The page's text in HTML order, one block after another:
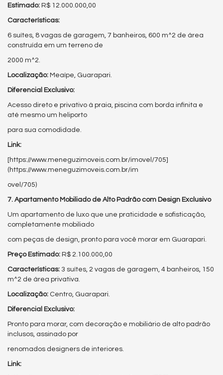
Estimado: R$ 12.000.000,00
Características:
6 suítes, 8 vagas de garagem, 7 banheiros, 600 m^2 de área
construída em um terreno de
2000 m^2.
Localização: Meaípe, Guarapari.
Diferencial Exclusivo:
Acesso direto e privativo à praia, piscina com borda infinita e
até mesmo um heliporto
para sua comodidade.
Link:
[https://www.meneguzimoveis.com.br/imovel/705]
(https://www.meneguzimoveis.com.br/im
ovel/705)
7. Apartamento Mobiliado de Alto Padrão com Design Exclusivo
Um apartamento de luxo que une praticidade e sofisticação,
completamente mobiliado
com peças de design, pronto para você morar em Guarapari.
Preço Estimado: R$ 2.100.000,00
Características: 3 suítes, 2 vagas de garagem, 4 banheiros, 150
m^2 de área privativa.
Localização: Centro, Guarapari.
Diferencial Exclusivo:
Pronto para morar, com decoração e mobiliário de alto padrão
inclusos, assinado por
renomados designers de interiores.
Link: